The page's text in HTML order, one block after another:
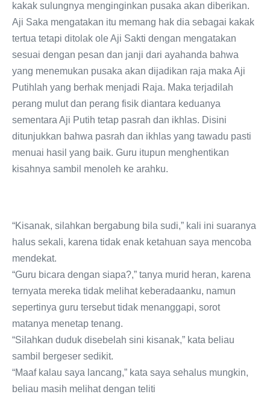
kakak sulungnya menginginkan pusaka akan diberikan.
Aji Saka mengatakan itu memang hak dia sebagai kakak
tertua tetapi ditolak ole Aji Sakti dengan mengatakan
sesuai dengan pesan dan janji dari ayahanda bahwa
yang menemukan pusaka akan dijadikan raja maka Aji
Putihlah yang berhak menjadi Raja. Maka terjadilah
perang mulut dan perang fisik diantara keduanya
sementara Aji Putih tetap pasrah dan ikhlas. Disini
ditunjukkan bahwa pasrah dan ikhlas yang tawadu pasti
menuai hasil yang baik. Guru itupun menghentikan
kisahnya sambil menoleh ke arahku.
“Kisanak, silahkan bergabung bila sudi,” kali ini suaranya
halus sekali, karena tidak enak ketahuan saya mencoba
mendekat.
“Guru bicara dengan siapa?,” tanya murid heran, karena
ternyata mereka tidak melihat keberadaanku, namun
sepertinya guru tersebut tidak menanggapi, sorot
matanya menetap tenang.
“Silahkan duduk disebelah sini kisanak,” kata beliau
sambil bergeser sedikit.
“Maaf kalau saya lancang,” kata saya sehalus mungkin,
beliau masih melihat dengan teliti